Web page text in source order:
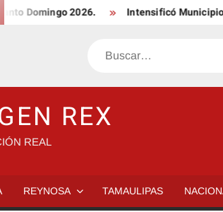
2026. Intensificó Municipio
Buscar
REX
REAL
REYNOSA TAMAULIPAS